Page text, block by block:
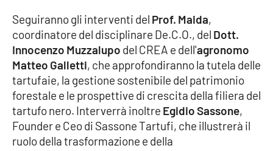
Imprese Di Calabria
Le perfidie di Antonella Grippo
Venti di comunicazione
Seguiranno gli interventi del Prof. Maida,
coordinatore del disciplinare De.C.O., del Dott.
Innocenzo Muzzalupo del CREA e dell'agronomo
Matteo Galletti, che approfondiranno la tutela delle
tartufaie, la gestione sostenibile del patrimonio
forestale e le prospettive di crescita della filiera del
tartufo nero. Interverrà inoltre Egidio Sassone,
Founder e Ceo di Sassone Tartufi, che illustrerà il
ruolo della trasformazione e della